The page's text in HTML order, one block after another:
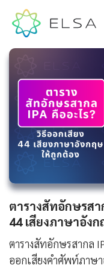
ตารางสัทอักษรสา
44 เสียงภาษาอัง
ตารางสัทอักษรสากล
ออกเสียงคำศัพท์ภาษ